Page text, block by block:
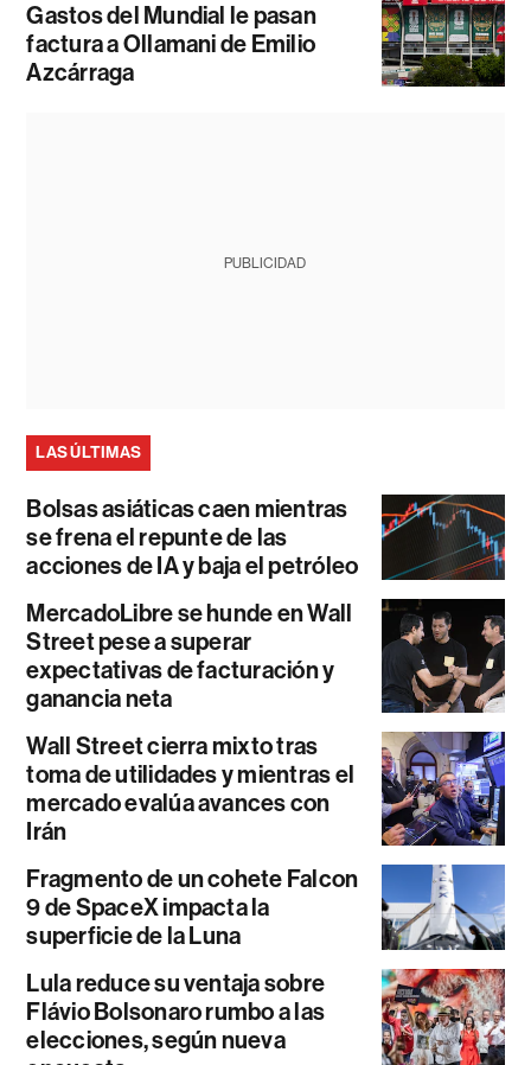
Gastos del Mundial le pasan
factura a Ollamani de Emilio
Azcárraga
PUBLICIDAD
LAS ÚLTIMAS
Bolsas asiáticas caen mientras
se frena el repunte de las
acciones de IA y baja el petróleo
MercadoLibre se hunde en Wall
Street pese a superar
expectativas de facturación y
ganancia neta
Wall Street cierra mixto tras
toma de utilidades y mientras el
mercado evalúa avances con
Irán
Fragmento de un cohete Falcon
9 de SpaceX impacta la
superficie de la Luna
Lula reduce su ventaja sobre
Flávio Bolsonaro rumbo a las
elecciones, según nueva